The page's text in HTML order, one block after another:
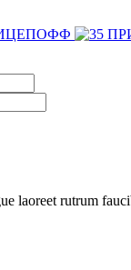
laoreet rutrum